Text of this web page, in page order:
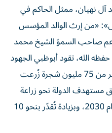
نهيان، ممثل الحاكم في
«من إرث الوالد المؤسس
صاحب السموّ الشيخ محمد
الله، تقود أبوظبي الجهود
الريادية لحماية أشجار القرم، بأكثر من 75 مليون شجرة زُرعت
مستهدف الدولة نحو زراعة
100 مليون شجرة قرم بحلول عام 2030، وبزيادة تُقدّر بنحو 10